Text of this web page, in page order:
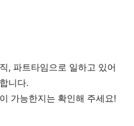
, 파트타임으로 일하고 있어
니다.
가능한지는 확인해 주세요!